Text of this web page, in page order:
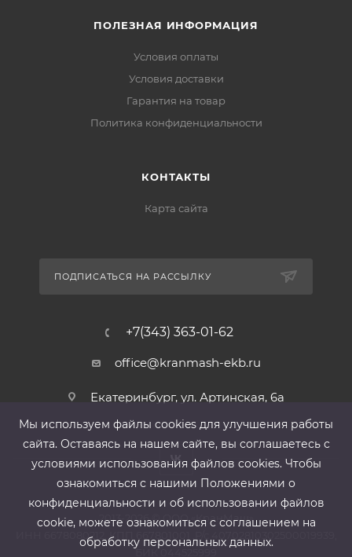
ПОЛЕЗНАЯ ИНФОРМАЦИЯ
Условия оплаты
Условия доставки
Гарантия на товар
Политика конфиденциальности
КОНТАКТЫ
Карта сайта
ПОДПИСАТЬСЯ НА РАССЫЛКУ
+7(343) 363-01-62
office@kranmash-ekb.ru
Екатеринбург, ул. Артинская, 6а
2013-2026 ©ООО «КранМаш»
ИНН 6678080212, КПП 667801001 ,Р/с 40702810302500019939,
БИК 044525999
Мы используем файлы cооkies для улучшения работы
сайта. Оставаясь на нашем сайте, вы соглашаетесь с
условиями использования файлов cооkies. Чтобы
ознакомиться с нашими Положениями о
конфиденциальности и об использовании файлов
cookie, можете ознакомиться с соглашением на
обработку персональных данных.